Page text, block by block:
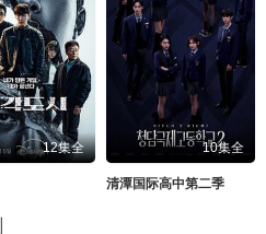
12集全 10集全
清潭国际高中第二季